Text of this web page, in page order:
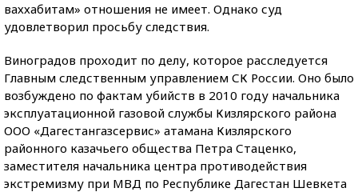
ваххабитам» отношения не имеет. Однако суд
удовлетворил просьбу следствия.
Виноградов проходит по делу, которое расследуется
Главным следственным управлением СК России. Оно было
возбуждено по фактам убийств в 2010 году начальника
эксплуатационной газовой службы Кизлярского района
ООО «Дагестангазсервис» атамана Кизлярского
районного казачьего общества Петра Стаценко,
заместителя начальника центра противодействия
экстремизму при МВД по Республике Дагестан Шевкета